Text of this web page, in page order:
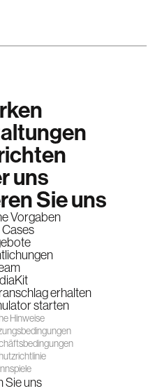
uns
Sie uns
Vorgaben
Cases
erhalten
starten
Hinweise
Sie uns